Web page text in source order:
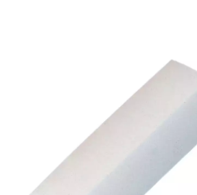
NOUVEAU CLIENT ?
Créez votre compte